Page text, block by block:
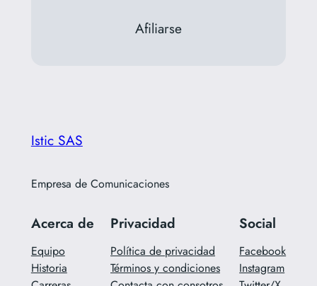
Afiliarse
Istic SAS
Empresa de Comunicaciones
Acerca de
Equipo
Historia
Privacidad
Política de privacidad
Términos y condiciones
Social
Facebook
Instagram